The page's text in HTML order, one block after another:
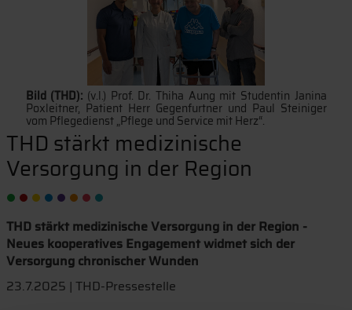
Bild (THD): (v.l.) Prof. Dr. Thiha Aung mit Studentin Janina
Poxleitner, Patient Herr Gegenfurtner und Paul Steiniger
vom Pflegedienst „Pflege und Service mit Herz“.
THD stärkt medizinische
Versorgung in der Region
THD stärkt medizinische Versorgung in der Region -
Neues kooperatives Engagement widmet sich der
Versorgung chronischer Wunden
23.7.2025 | THD-Pressestelle